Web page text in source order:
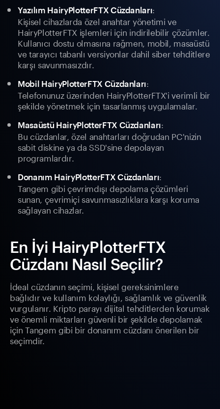
Yazılım HairyPlotterFTX Cüzdanları:
Kişisel cihazlarda özel anahtar yönetimi ve
HairyPlotterFTX işlemleri için indirilebilir çözümler.
Kullanıcı dostu olmasına rağmen, mobil, masaüstü
ve tarayıcı tabanlı versiyonlar dahil siber tehditlere
karşı savunmasızdır.
Mobil HairyPlotterFTX Cüzdanları:
Telefonunuz üzerinden HairyPlotterFTX'i verimli bir
şekilde yönetmek için tasarlanmış uygulamalar.
Masaüstü HairyPlotterFTX Cüzdanları:
Bu cüzdanlar, özel anahtarları doğrudan PC'nizin
sabit diskine ya da SSD'sine depolayan
programlardır.
Donanım HairyPlotterFTX Cüzdanları:
Tangem gibi çevrimdışı depolama çözümleri
sunan, çevrimiçi savunmasızlıklara karşı koruma
sağlayan cihazlar.
En İyi HairyPlotterFTX
Cüzdanı Nasıl Seçilir?
İdeal cüzdanın seçimi, kişisel gereksinimlere
bağlıdır ve kullanım kolaylığı, sağlamlık ve güvenlik
vurgulanır. Kripto parayı dijital tehditlerden korumak
ve önemli miktarları güvenli bir şekilde depolamak
için Tangem gibi bir donanım cüzdanı önerilen bir
seçimdir.